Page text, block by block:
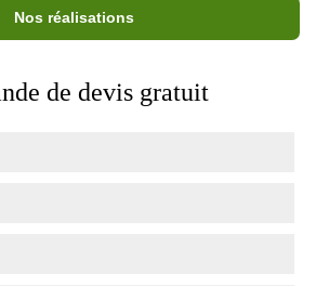
Nos réalisations
de devis gratuit